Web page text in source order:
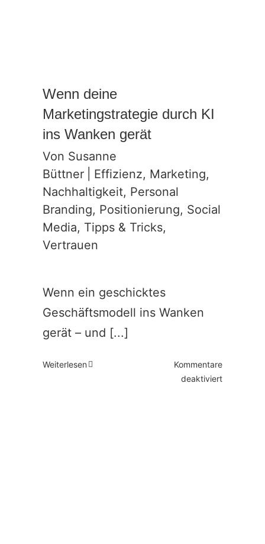
Wenn deine
Marketingstrategie durch KI
ins Wanken gerät
Von Susanne
Büttner
Effizienz, Marketing,
Nachhaltigkeit, Personal
Branding, Positionierung, Social
Media, Tipps & Tricks,
Vertrauen
Wenn ein geschicktes
Geschäftsmodell ins Wanken
gerät – und [...]
Weiterlesen
Kommentare
deaktiviertfür